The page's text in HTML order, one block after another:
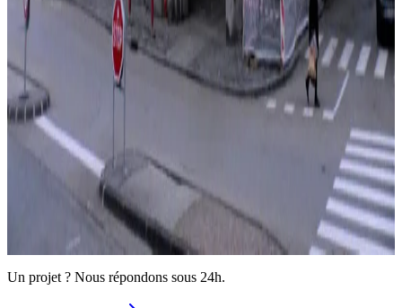
Monte-charge
08Ouvrages d'art
09Platelage
Un projet ?
Parlons-en dès aujourd'hui.
Demandez un devis gratuit
Un projet ? Nous répondons sous 24h.